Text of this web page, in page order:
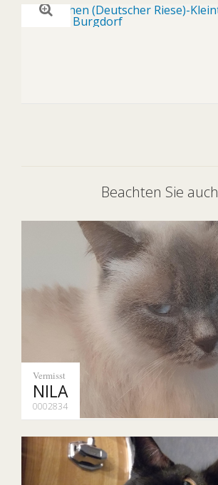
Beachten Sie auch
Vermisst
NILA
0002834